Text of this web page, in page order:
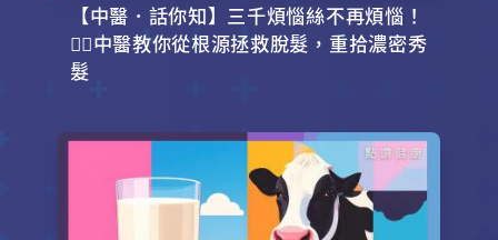
【中醫．話你知】三千煩惱絲不再煩惱！
💇‍♂️中醫教你從根源拯救脫髮，重拾濃密秀
髮